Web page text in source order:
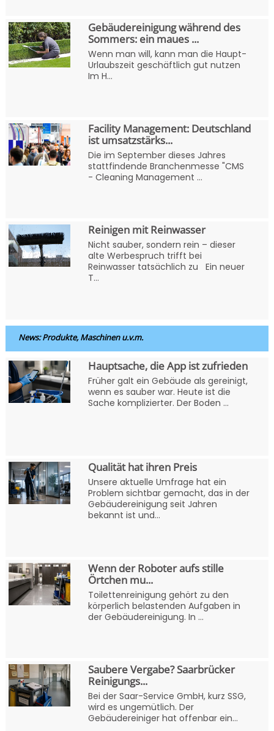
Gebäudereinigung während des
Sommers: ein maues ...
Wenn man will, kann man die Haupt-
Urlaubszeit geschäftlich gut nutzen
Im H...
Facility Management: Deutschland
ist umsatzstärks...
Die im September dieses Jahres
stattfindende Branchenmesse "CMS
- Cleaning Management ...
Reinigen mit Reinwasser
Nicht sauber, sondern rein – dieser
alte Werbespruch trifft bei
Reinwasser tatsächlich zu Ein neuer
T...
News: Produkte, Maschinen u.v.m.
Hauptsache, die App ist zufrieden
Früher galt ein Gebäude als gereinigt,
wenn es sauber war. Heute ist die
Sache komplizierter. Der Boden ...
Qualität hat ihren Preis
Unsere aktuelle Umfrage hat ein
Problem sichtbar gemacht, das in der
Gebäudereinigung seit Jahren
bekannt ist und...
Wenn der Roboter aufs stille
Örtchen mu...
Toilettenreinigung gehört zu den
körperlich belastenden Aufgaben in
der Gebäudereinigung. In ...
Saubere Vergabe? Saarbrücker
Reinigungs...
Bei der Saar-Service GmbH, kurz SSG,
wird es ungemütlich. Der
Gebäudereiniger hat offenbar ein...